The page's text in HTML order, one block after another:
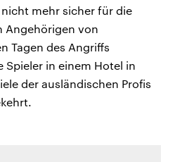
mehr sicher für die
Angehörigen von
Tagen des Angriffs
Spieler in einem Hotel in
der ausländischen Profis